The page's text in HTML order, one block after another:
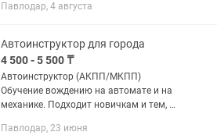
Павлодар, 4 августа
Автоинструктор для города
4 500 - 5 500 ₸
Автоинструктор (АКПП/МКПП)
Обучение вождению на автомате и на
механике. Подходит новичкам и тем, у
рулём. Обучение: — по городу — на
Павлодар, 23 июня